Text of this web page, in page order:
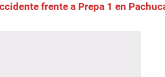
frente a Prepa 1 en